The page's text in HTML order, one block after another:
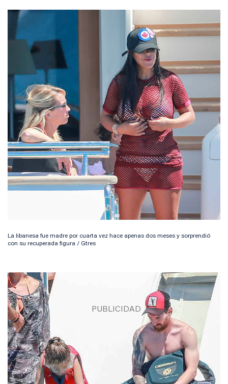
La libanesa fue madre por cuarta vez hace apenas dos meses y sorprendió
con su recuperada figura / Gtres